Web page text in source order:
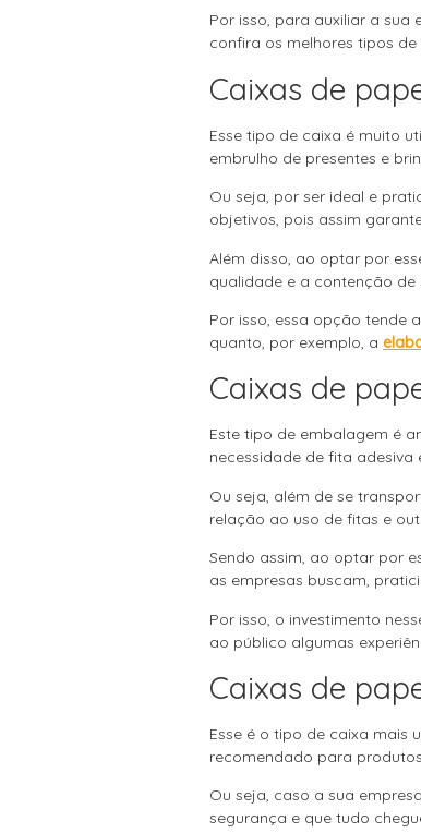
Por isso, para auxiliar a sua
confira os melhores tipos
Caixas de
Esse tipo de caixa é muito
embrulho de presentes e
Ou seja, por ser ideal e
objetivos, pois assim
Além disso, ao optar por
qualidade e a contenção
Por isso, essa opção tende
quanto, por exemplo, a
Caixas de
Este tipo de embalagem é
necessidade de fita
Ou seja, além de se
relação ao uso de fitas e
Sendo assim, ao optar por
as empresas buscam,
Por isso, o investimento
ao público algumas
Caixas de
Esse é o tipo de caixa mais
recomendado para
Ou seja, caso a sua
segurança e que tudo